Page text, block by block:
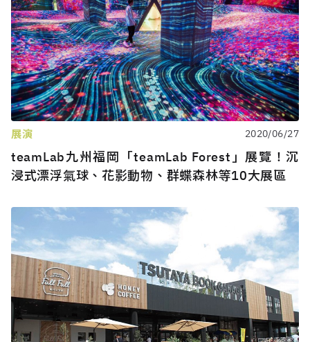
展演 2020/06/27
teamLab九州福岡「teamLab Forest」展覽！沉
浸式漂浮氣球、花影動物、群蝶森林等10大展區